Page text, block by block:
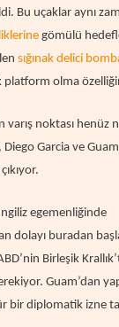
Bu uçaklar aynı
gömülü
sığınak delici
platform olma
varış noktası henüz
Diego Garcia ve
egemenliğinde
dolayı buradan
Birleşik
Guam’dan
bir diplomatik izne